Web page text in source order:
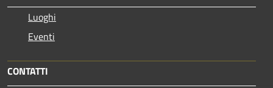
Luoghi
Eventi
CONTATTI